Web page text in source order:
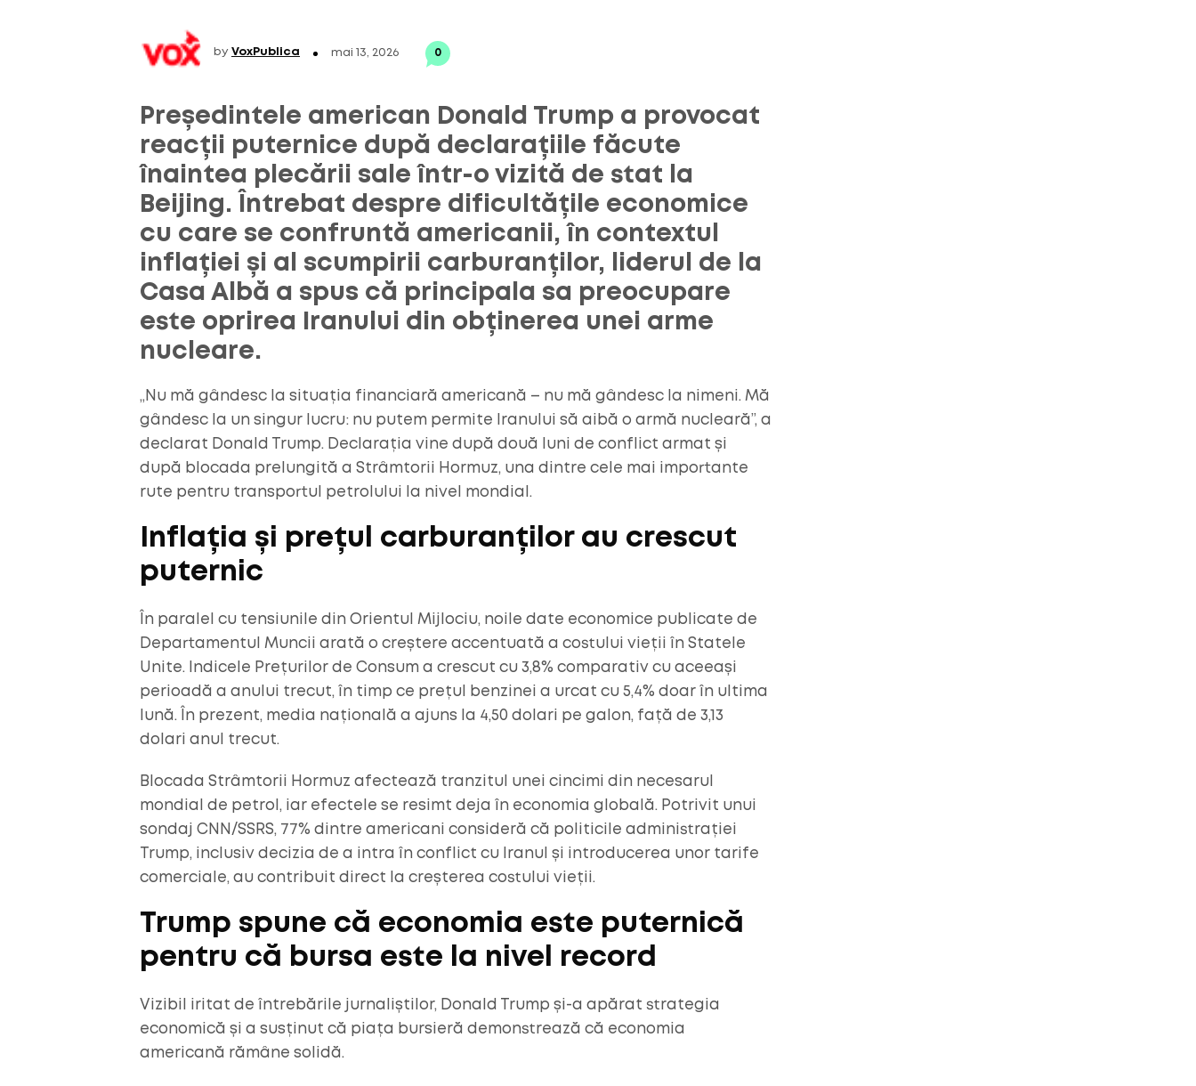
by VoxPublica mai 13, 2026 0
Președintele american Donald Trump a provocat
reacții puternice după declarațiile făcute
înaintea plecării sale într-o vizită de stat la
Beijing. Întrebat despre dificultățile economice
cu care se confruntă americanii, în contextul
inflației și al scumpirii carburanților, liderul de la
Casa Albă a spus că principala sa preocupare
este oprirea Iranului din obținerea unei arme
nucleare.
„Nu mă gândesc la situația financiară americană – nu mă gândesc la nimeni. Mă
gândesc la un singur lucru: nu putem permite Iranului să aibă o armă nucleară”, a
declarat Donald Trump. Declarația vine după două luni de conflict armat și
după blocada prelungită a Strâmtorii Hormuz, una dintre cele mai importante
rute pentru transportul petrolului la nivel mondial.
Inflația și prețul carburanților au crescut
puternic
În paralel cu tensiunile din Orientul Mijlociu, noile date economice publicate de
Departamentul Muncii arată o creștere accentuată a costului vieții în Statele
Unite. Indicele Prețurilor de Consum a crescut cu 3,8% comparativ cu aceeași
perioadă a anului trecut, în timp ce prețul benzinei a urcat cu 5,4% doar în ultima
lună. În prezent, media națională a ajuns la 4,50 dolari pe galon, față de 3,13
dolari anul trecut.
Blocada Strâmtorii Hormuz afectează tranzitul unei cincimi din necesarul
mondial de petrol, iar efectele se resimt deja în economia globală. Potrivit unui
sondaj CNN/SSRS, 77% dintre americani consideră că politicile administrației
Trump, inclusiv decizia de a intra în conflict cu Iranul și introducerea unor tarife
comerciale, au contribuit direct la creșterea costului vieții.
Trump spune că economia este puternică
pentru că bursa este la nivel record
Vizibil iritat de întrebările jurnaliștilor, Donald Trump și-a apărat strategia
economică și a susținut că piața bursieră demonstrează că economia
americană rămâne solidă.